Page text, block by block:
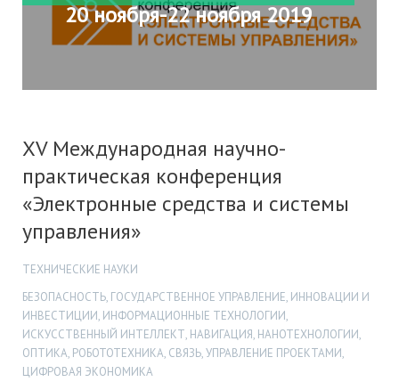
20 ноября-22 ноября 2019
XV Международная научно-
практическая конференция
«Электронные средства и системы
управления»
ТЕХНИЧЕСКИЕ НАУКИ
БЕЗОПАСНОСТЬ, ГОСУДАРСТВЕННОЕ УПРАВЛЕНИЕ, ИННОВАЦИИ И
ИНВЕСТИЦИИ, ИНФОРМАЦИОННЫЕ ТЕХНОЛОГИИ,
ИСКУССТВЕННЫЙ ИНТЕЛЛЕКТ, НАВИГАЦИЯ, НАНОТЕХНОЛОГИИ,
ОПТИКА, РОБОТОТЕХНИКА, СВЯЗЬ, УПРАВЛЕНИЕ ПРОЕКТАМИ,
ЦИФРОВАЯ ЭКОНОМИКА